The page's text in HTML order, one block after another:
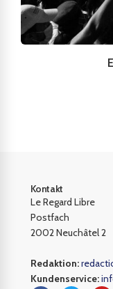
Kontakt
Le Regard Libre
Postfach
2002 Neuchâtel 2
Redaktion:
Kundenservice: